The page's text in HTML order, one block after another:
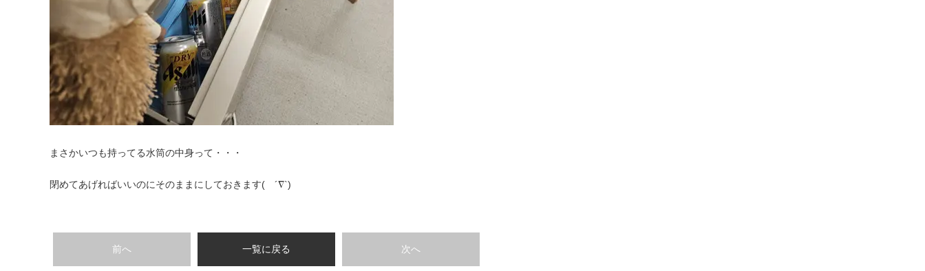
まさかいつも持ってる水筒の中身って・・・
閉めてあげればいいのにそのままにしておきます( ´∇`)
前へ 一覧に戻る 次へ